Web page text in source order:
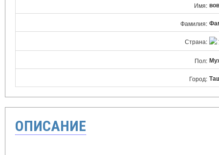
Имя:
Фамилия:
Страна:
Пол:
Город:
ОПИСАНИЕ